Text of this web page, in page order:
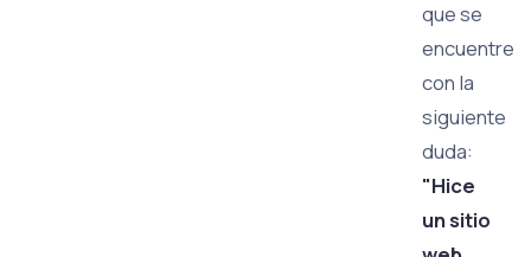
que se
encuentre
con la
siguiente
duda:
"Hice
un sitio